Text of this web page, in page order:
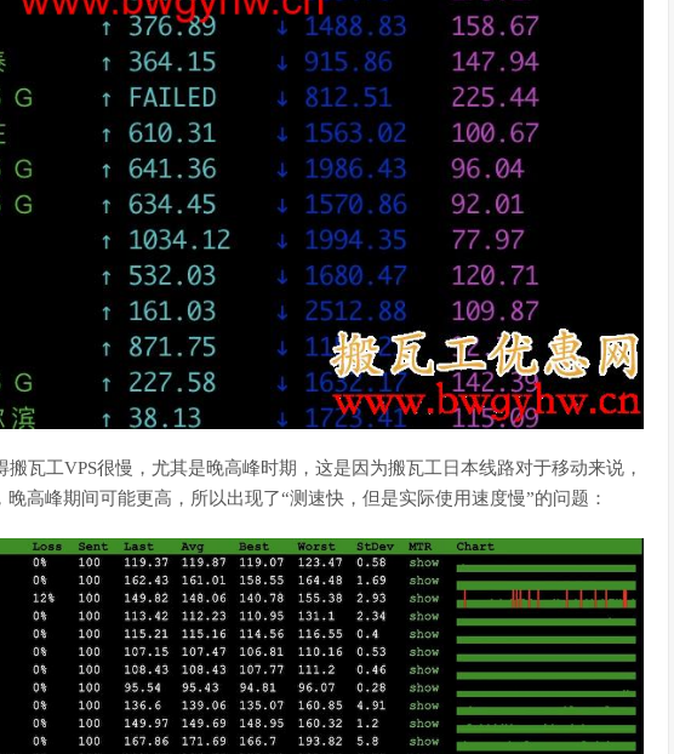
瓦工VPS很慢，尤其是晚高峰时期，这是因为搬瓦工日本线路对于移动来说，
高峰期间可能更高，所以出现了“测速快，但是实际使用速度慢”的问题：